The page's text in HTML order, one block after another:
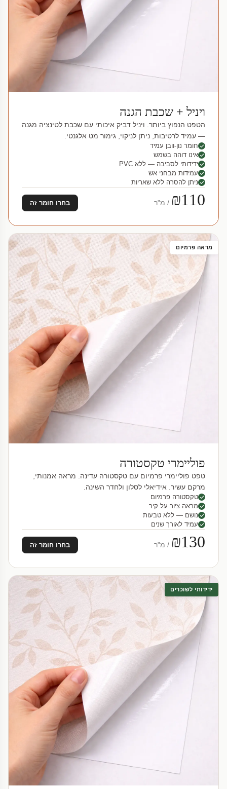
ויניל + שכבת הגנה
הטפט הנפוץ ביותר. ויניל דביק איכותי עם שכבת לטינציה מגנה
— עמיד לרטיבות, ניתן לניקוי, גימור מט אלגנטי.
חומר נון-וובן עמיד
אינו דוהה בשמש
ידידותי לסביבה — ללא PVC
עמידות מבחני אש
ניתן להסרה ללא שאריות
₪110 / מ"ר בחרו חומר זה
מראה פרמיום
פוליימרי טקסטורה
טפט פוליימרי פרמיום עם טקסטורה עדינה. מראה אמנותי,
מרקם עשיר. אידיאלי לסלון ולחדר השינה.
טקסטורה פרמיום
מראה ציור על קיר
נושם — ללא טבעות
עמיד לאורך שנים
₪130 / מ"ר בחרו חומר זה
ידידותי לשוכרים